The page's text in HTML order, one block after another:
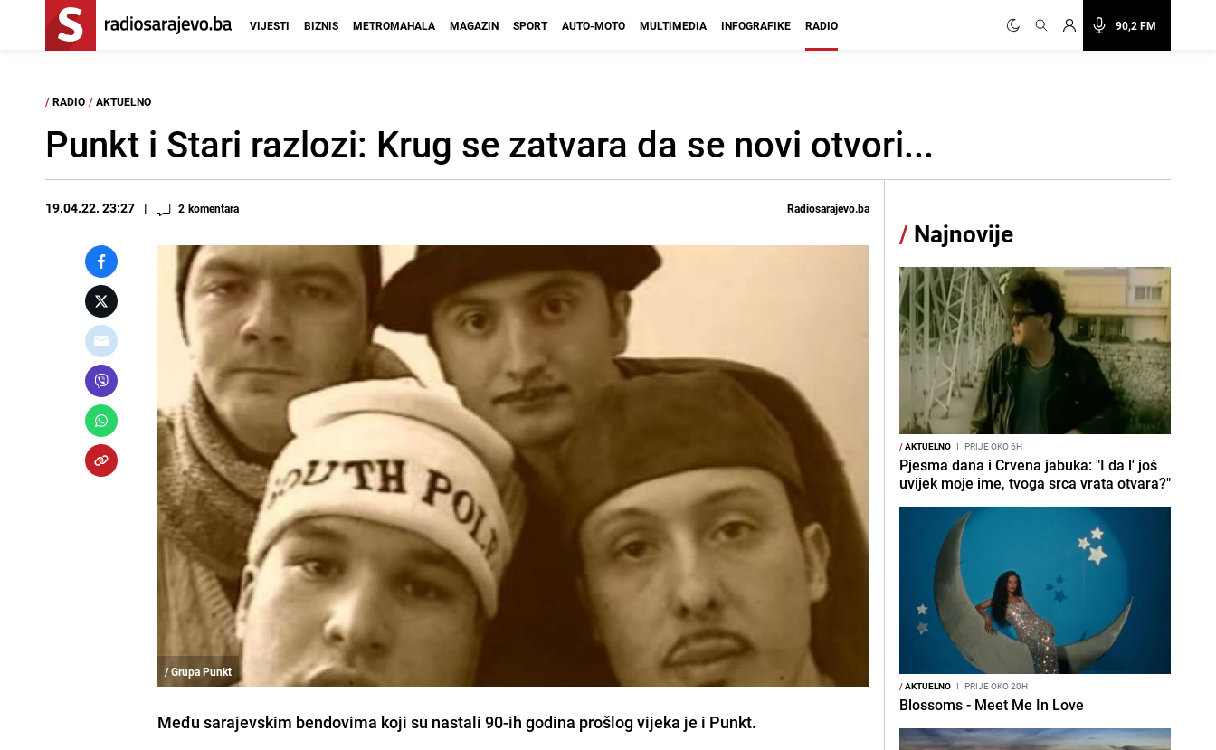
90,2 FM
VIJESTI BIZNIS METROMAHALA MAGAZIN SPORT AUTO-MOTO MULTIMEDIA INFOGRAFIKE RADIO
/ RADIO / AKTUELNO
Punkt i Stari razlozi: Krug se zatvara da se novi otvori...
19.04.22. 23:27 2 komentara Radiosarajevo.ba
/ Grupa Punkt
Među sarajevskim bendovima koji su nastali 90-ih godina prošlog vijeka je i Punkt.
/ Najnovije
/AKTUELNO I PRIJE OKO 6H
Pjesma dana i Crvena jabuka: "I da l' još
uvijek moje ime, tvoga srca vrata otvara?"
/AKTUELNO I PRIJE OKO 20H
Blossoms - Meet Me In Love